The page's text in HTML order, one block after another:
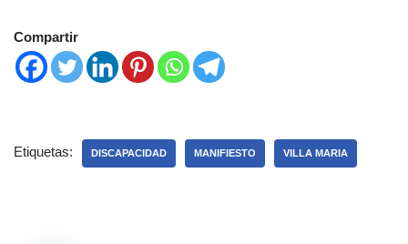
Compartir
Etiquetas: DISCAPACIDAD MANIFIESTO VILLA MARIA